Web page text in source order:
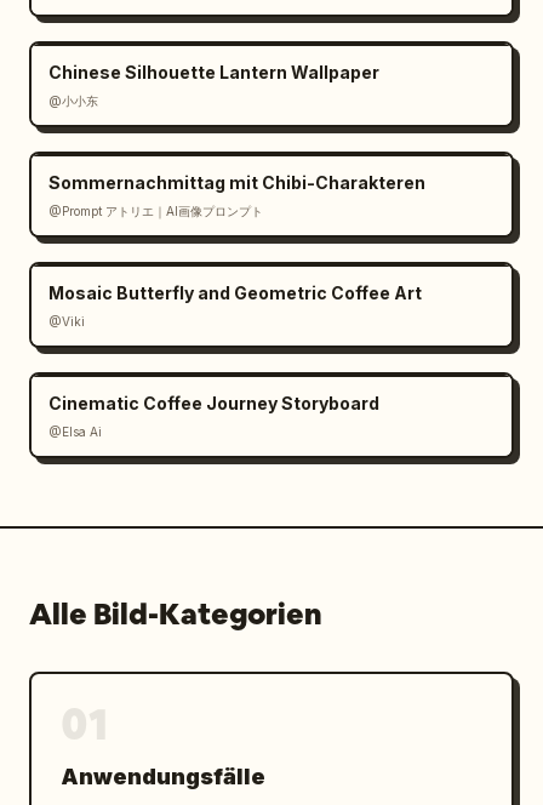
Chinese Silhouette Lantern Wallpaper
@小小东
Sommernachmittag mit Chibi-Charakteren
@Prompt アトリエ｜AI画像プロンプト
Mosaic Butterfly and Geometric Coffee Art
@Viki
Cinematic Coffee Journey Storyboard
@Elsa Ai
Alle Bild-Kategorien
Anwendungsfälle